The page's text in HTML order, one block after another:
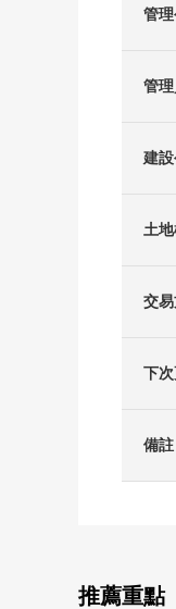
管理
管
建設
土地
交
下次
備註
推薦重點